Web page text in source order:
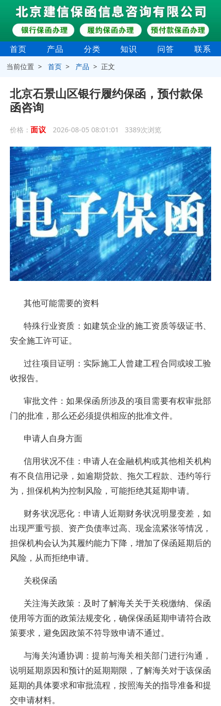
首页 产品 分类 知识 问答 联系
当前位置 >首页 > 产品 > 正文
‌北京石景山区银行履约保函，预付款保
函咨询
价格： 面议 2026-08-05 08:01:01 3389次浏览
其他可能需要的资料
特殊行业资质：如建筑企业的施工资质等级证书、
安全施工许可证。
过往项目证明：实际施工人曾建工程合同或竣工验
收报告。
审批文件：如果保函所涉及的项目需要有权审批部
门的批准，那么还必须提供相应的批准文件。
申请人自身方面
信用状况不佳：申请人在金融机构或其他相关机构
有不良信用记录，如逾期贷款、拖欠工程款、违约等行
为，担保机构为控制风险，可能拒绝其延期申请。
财务状况恶化：申请人近期财务状况明显变差，如
出现严重亏损、资产负债率过高、现金流紧张等情况，
担保机构会认为其履约能力下降，增加了保函延期后的
风险，从而拒绝申请。
关税保函
关注海关政策：及时了解海关关于关税缴纳、保函
使用等方面的政策法规变化，确保保函延期申请符合政
策要求，避免因政策不符导致申请不通过。
与海关沟通协调：提前与海关相关部门进行沟通，
说明延期原因和预计的延期期限，了解海关对于该保函
延期的具体要求和审批流程，按照海关的指导准备和提
交申请材料。